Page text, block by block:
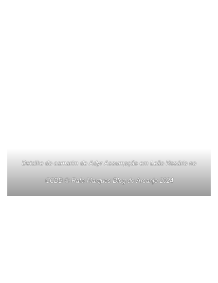
Detalhe do camarim de Adyr Assumpção em Leão Rosário no
CCBB © Rafa Marques Blog do Arcanjo 2024